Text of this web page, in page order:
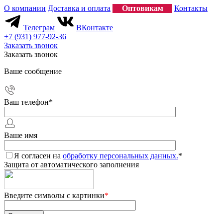
О компании Доставка и оплата Оптовикам Контакты
Телеграм
ВКонтакте
+7 (931) 977-92-36
Заказать звонок
Заказать звонок
Ваше сообщение
Ваш телефон*
Ваше имя
Я согласен на обработку персональных данных.*
Защита от автоматического заполнения
Введите символы с картинки*